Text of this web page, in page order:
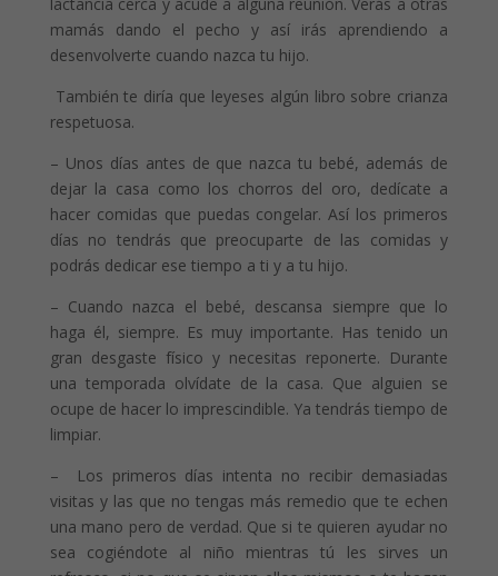
mamás dando el pecho y así irás aprendiendo a
desenvolverte cuando nazca tu hijo.
También te diría que leyeses algún libro sobre crianza
respetuosa.
– Unos días antes de que nazca tu bebé, además de
dejar la casa como los chorros del oro, dedícate a
hacer comidas que puedas congelar. Así los primeros
días no tendrás que preocuparte de las comidas y
podrás dedicar ese tiempo a ti y a tu hijo.
– Cuando nazca el bebé, descansa siempre que lo
haga él, siempre. Es muy importante. Has tenido un
gran desgaste físico y necesitas reponerte. Durante
una temporada olvídate de la casa. Que alguien se
ocupe de hacer lo imprescindible. Ya tendrás tiempo de
limpiar.
– Los primeros días intenta no recibir demasiadas
visitas y las que no tengas más remedio que te echen
una mano pero de verdad. Que si te quieren ayudar no
sea cogiéndote al niño mientras tú les sirves un